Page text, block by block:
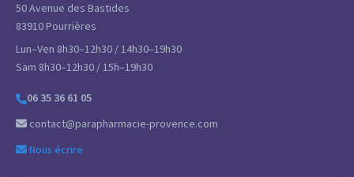
50 Avenue des Bastides
83910 Pourrières
Lun–Ven 8h30–12h30 / 14h30–19h30
Sam 8h30–12h30 / 15h–19h30
06 35 36 61 05
contact@parapharmacie-provence.com
Nous écrire